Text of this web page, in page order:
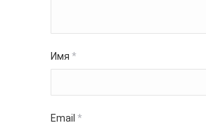
Имя *
Email *